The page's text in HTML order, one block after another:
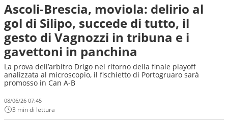
Ascoli-Brescia, moviola: delirio al
gol di Silipo, succede di tutto, il
gesto di Vagnozzi in tribuna e i
gavettoni in panchina
La prova dell’arbitro Drigo nel ritorno della finale playoff
analizzata al microscopio, il fischietto di Portogruaro sarà
promosso in Can A-B
08/06/26 07:45
3 min di lettura